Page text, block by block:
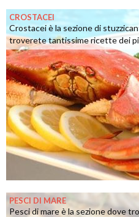
CROSTACEI
Crostacei è la sezione di
troverete tantissime ricette dei
PESCI DI MARE
Pesci di mare è la sezione dove